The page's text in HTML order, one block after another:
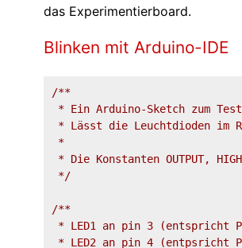
das Experimentierboard.
Blinken mit Arduino-IDE
/**
* Ein Arduino-Sketch zum
* Lässt die Leuchtdioden im
*
* Die Konstanten OUTPUT,
*/
/**
* LED1 an pin 3 (entspricht
* LED2 an pin 4 (entpsricht